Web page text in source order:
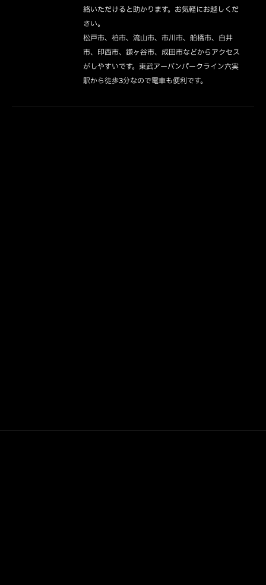
絡いただけると助かります。お気軽にお越しくだ
さい。
松戸市、柏市、流山市、市川市、船橋市、白井
市、印西市、鎌ヶ谷市、成田市などからアクセス
がしやすいです。東武アーバンパークライン六実
駅から徒歩3分なので電車も便利です。